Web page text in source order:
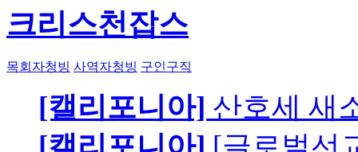
크리스천잡스
목회자청빙 사역자청빙 구인구직
[캘리포니아] 산호세 새